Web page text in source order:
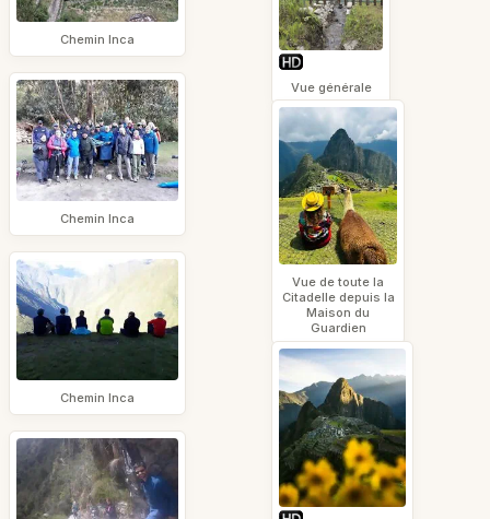
Chemin Inca
Chemin Inca
Chemin Inca
Vue générale
Vue de toute la
Citadelle depuis la
Maison du
Guardien